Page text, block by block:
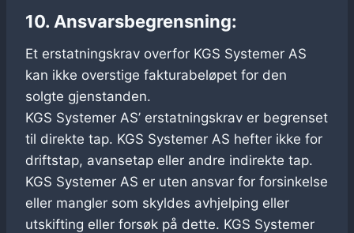
10. Ansvarsbegrensning:
Et erstatningskrav overfor KGS Systemer AS
kan ikke overstige fakturabeløpet for den
solgte gjenstanden.
KGS Systemer AS’ erstatningskrav er begrenset
til direkte tap. KGS Systemer AS hefter ikke for
driftstap, avansetap eller andre indirekte tap.
KGS Systemer AS er uten ansvar for forsinkelse
eller mangler som skyldes avhjelping eller
utskifting eller forsøk på dette. KGS Systemer